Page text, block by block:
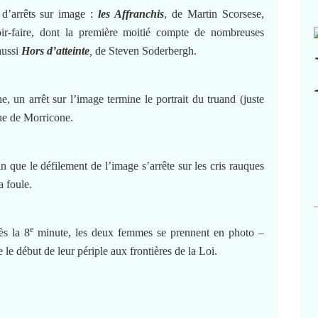
sur image :les Affranchis, de Martin Scorsese,
faire, dont la première moitié compte de nombreuses
Hors d’atteinte de Steven Soderbergh.
un arrêt sur l’image termine le portrait du truand (juste
de Morricone.
que le défilement de l’image s’arrête sur les cris rauques
foule.
la 8e minute, les deux femmes se prennent en photo –
début de leur périple aux frontières de la Loi.